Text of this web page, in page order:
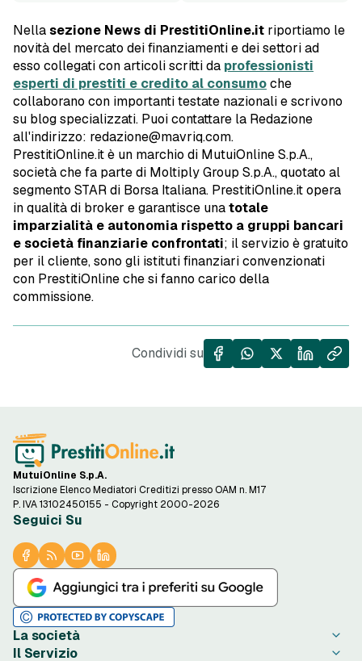
Nellasezione News di PrestitiOnline.it riportiamo le
novità del mercato dei finanziamenti e dei settori ad
esso collegati con articoli scritti da professionisti
esperti di prestiti e credito al consumoche
collaborano con importanti testate nazionali e scrivono
su blog specializzati. Puoi contattare la Redazione
all'indirizzo: redazione@mavriq.com.
PrestitiOnline.it è un marchio di MutuiOnline S.p.A.,
società che fa parte di Moltiply Group S.p.A., quotato al
segmento STAR di Borsa Italiana. PrestitiOnline.it opera
in qualità di broker e garantisce unatotale
imparzialità e autonomia rispetto a gruppi bancari
e società finanziarie confrontati; il servizio è gratuito
per il cliente, sono gli istituti finanziari convenzionati
con PrestitiOnline che si fanno carico della
commissione.
Condividi su
MutuiOnline S.p.A.
Iscrizione Elenco Mediatori Creditizi presso OAM n. M17
P. IVA 13102450155 - Copyright 2000-2026
Seguici Su
La società
Chi è PrestitiOnline.it
Il Servizio